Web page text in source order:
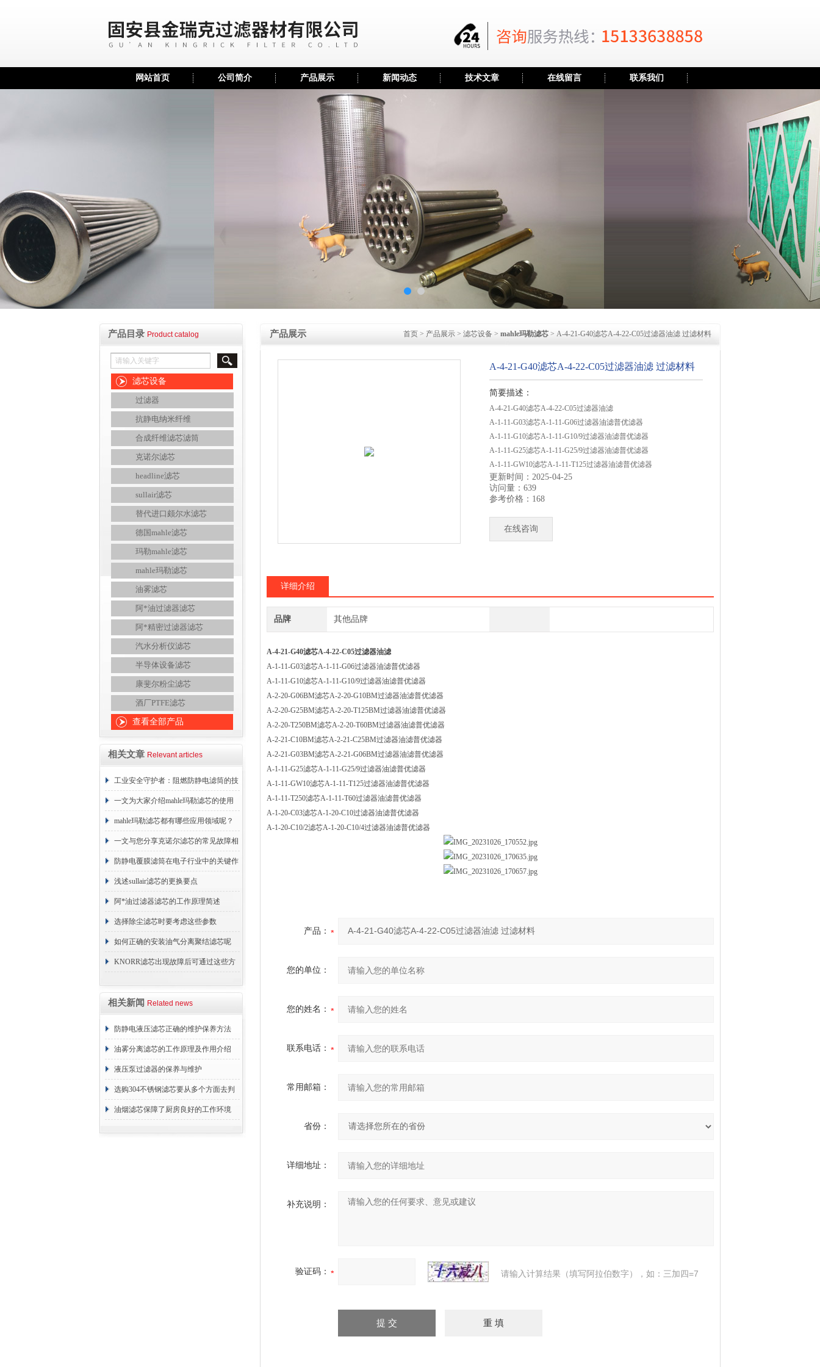
网站首页 公司简介 产品展示 新闻动态 技术文章 在线留言 联系我们
产品目录 Product catalog
滤芯设备
过滤器
抗静电纳米纤维
合成纤维滤芯滤筒
克诺尔滤芯
headline滤芯
sullair滤芯
替代进口颇尔水滤芯
德国mahle滤芯
玛勒mahle滤芯
mahle玛勒滤芯
油雾滤芯
阿*油过滤器滤芯
阿*精密过滤器滤芯
汽水分析仪滤芯
半导体设备滤芯
康斐尔粉尘滤芯
酒厂PTFE滤芯
查看全部产品
相关文章 Relevant articles
工业安全守护者：阻燃防静电滤筒的技
术原理与应用解析
一文为大家介绍mahle玛勒滤芯的使用
原理
mahle玛勒滤芯都有哪些应用领域呢？
一文与您分享克诺尔滤芯的常见故障相
应解决方法
防静电覆膜滤筒在电子行业中的关键作
用
浅述sullair滤芯的更换要点
阿*油过滤器滤芯的工作原理简述
选择除尘滤芯时要考虑这些参数
如何正确的安装油气分离聚结滤芯呢
KNORR滤芯出现故障后可通过这些方
相关新闻 Related news
防静电液压滤芯正确的维护保养方法
油雾分离滤芯的工作原理及作用介绍
液压泵过滤器的保养与维护
选购304不锈钢滤芯要从多个方面去判
断
油烟滤芯保障了厨房良好的工作环境
产品展示 首页 > 产品展示 > 滤芯设备 > mahle玛勒滤芯 > A-4-21-G40滤芯A-4-22-C05过滤器油滤 过滤材料
A-4-21-G40滤芯A-4-22-C05过滤器油滤 过滤材料
简要描述：
A-4-21-G40滤芯A-4-22-C05过滤器油滤
A-1-11-G03滤芯A-1-11-G06过滤器油滤普优滤器
A-1-11-G10滤芯A-1-11-G10/9过滤器油滤普优滤器
A-1-11-G25滤芯A-1-11-G25/9过滤器油滤普优滤器
A-1-11-GW10滤芯A-1-11-T125过滤器油滤普优滤器
A-1-11-T250滤芯A-1-11-T60过滤器油滤普优滤器
A-1-2
更新时间：2025-04-25
访问量：639
参考价格：168
在线咨询
详细介绍
品牌 其他品牌
A-4-21-G40滤芯A-4-22-C05过滤器油滤
A-1-11-G03滤芯A-1-11-G06过滤器油滤普优滤器
A-1-11-G10滤芯A-1-11-G10/9过滤器油滤普优滤器
A-2-20-G06BM滤芯A-2-20-G10BM过滤器油滤普优滤器
A-2-20-G25BM滤芯A-2-20-T125BM过滤器油滤普优滤器
A-2-20-T250BM滤芯A-2-20-T60BM过滤器油滤普优滤器
A-2-21-C10BM滤芯A-2-21-C25BM过滤器油滤普优滤器
A-2-21-G03BM滤芯A-2-21-G06BM过滤器油滤普优滤器
A-1-11-G25滤芯A-1-11-G25/9过滤器油滤普优滤器
A-1-11-GW10滤芯A-1-11-T125过滤器油滤普优滤器
A-1-11-T250滤芯A-1-11-T60过滤器油滤普优滤器
A-1-20-C03滤芯A-1-20-C10过滤器油滤普优滤器
A-1-20-C10/2滤芯A-1-20-C10/4过滤器油滤普优滤器
产品：
您的单位：
您的姓名：
联系电话：
常用邮箱：
省份：
详细地址：
补充说明：
验证码： 请输入计算结果（填写阿拉伯数字），如：三加四=7